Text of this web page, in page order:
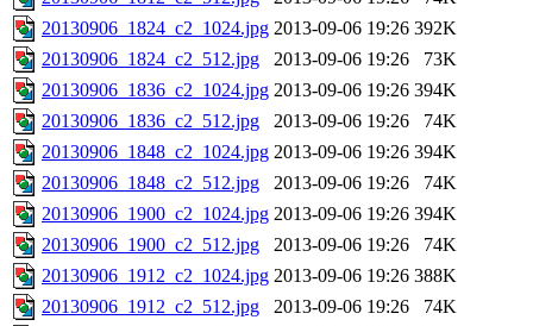
20130906_1824_c2_1024.jpg 2013-09-06 19:26 392K
20130906_1824_c2_512.jpg
2013-09-06 19:26
73K
20130906_1836_c2_1024.jpg 2013-09-06 19:26 394K
20130906_1836_c2_512.jpg
2013-09-06 19:26
74K
20130906_1848_c2_1024.jpg 2013-09-06 19:26 394K
20130906_1848_c2_512.jpg
2013-09-06 19:26
74K
20130906_1900_c2_1024.jpg 2013-09-06 19:26 394K
20130906_1900_c2_512.jpg
2013-09-06 19:26
74K
20130906_1912_c2_1024.jpg 2013-09-06 19:26 388K
20130906_1912_c2_512.jpg
2013-09-06 19:26
74K